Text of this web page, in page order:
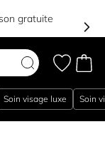
gratuite
Soin visage luxe Soin